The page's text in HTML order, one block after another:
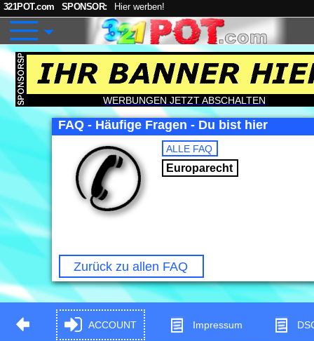
321POT.com SPONSOR: Hier werben!
WERBUNGEN JETZT ABSCHALTEN
FAQ - Häufige Fragen - Du bist hier
ALLE FAQ
Europarecht
Zurück zu allen FAQ
ACCOUNT Impressum